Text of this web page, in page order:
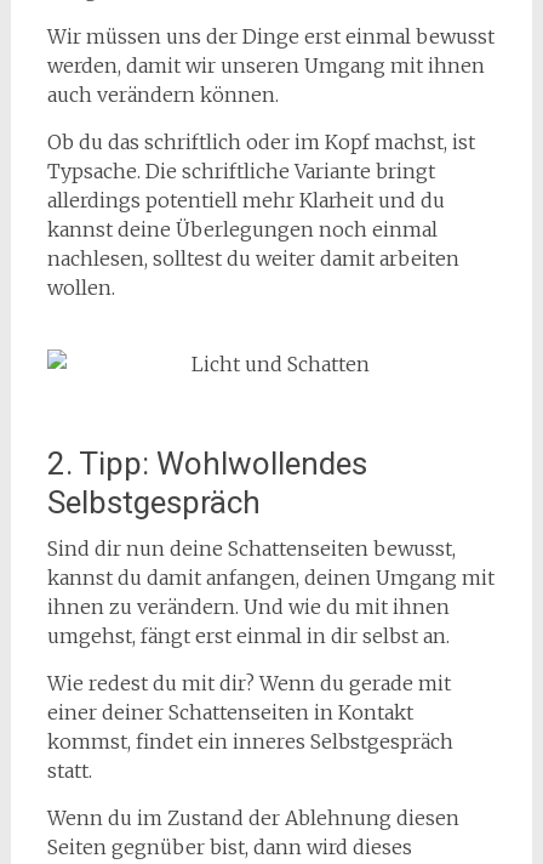
Wir müssen uns der Dinge erst einmal bewusst
werden, damit wir unseren Umgang mit ihnen
auch verändern können.
Ob du das schriftlich oder im Kopf machst, ist
Typsache. Die schriftliche Variante bringt
allerdings potentiell mehr Klarheit und du
kannst deine Überlegungen noch einmal
nachlesen, solltest du weiter damit arbeiten
wollen.
2. Tipp: Wohlwollendes
Selbstgespräch
Sind dir nun deine Schattenseiten bewusst,
kannst du damit anfangen, deinen Umgang mit
ihnen zu verändern. Und wie du mit ihnen
umgehst, fängt erst einmal in dir selbst an.
Wie redest du mit dir? Wenn du gerade mit
einer deiner Schattenseiten in Kontakt
kommst, findet ein inneres Selbstgespräch
statt.
Wenn du im Zustand der Ablehnung diesen
Seiten gegnüber bist, dann wird dieses